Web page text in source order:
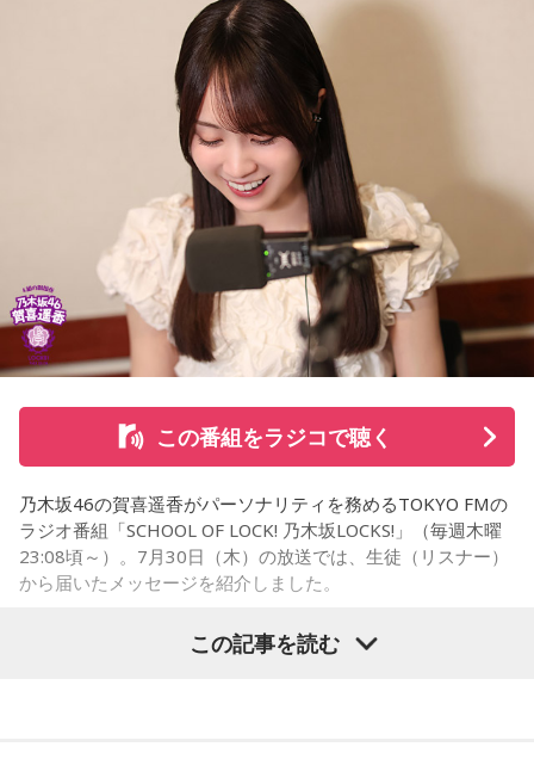
施設で話を聞いた菅井は、「そういう場所があってよかった
な、素晴らしい素敵な取り組みだなと実際に行かせていただ
いて思いました」と感想を述べ、競走生活を終えた馬たちが
新たな役割を得られる環境の大切さを実感したという。
また、菅井は競馬の仕事をきっかけにTCCの活動を知ったそ
うで、東京都内にある「BafunYasai TCC CAFE」にも訪れた
ことがあるという。そこで新鮮な野菜を味わったり馬関連グ
ッズを購入した経験を紹介し、店舗での利用が馬たちの支援
につながることから、興味を持った人へ足を運ぶことを呼び
かけた。
さらに、ホースセラピーについても自身の経験を交えて語っ
た。大学時代に所属していた馬術部では、地域の子どもたち
を招いた体験会が行われており、馬に乗ることで身体を自然
に動かすきっかけになったり、高い視点から景色を見ること
で自信や自己肯定感につながったりする姿を目にしていたと
いう。
今回の訪問を通じて、馬が競技や競走だけではなく、さまざ
まな形で人を支える存在であることを改めて感じた菅井。
この番組をラジコで聴く
乃木坂46の賀喜遥香がパーソナリティを務めるTOKYO FMの
ラジオ番組「SCHOOL OF LOCK! 乃木坂LOCKS!」（毎週木曜
23:08頃～）。7月30日（木）の放送では、生徒（リスナー）
から届いたメッセージを紹介しました。
この記事を読む